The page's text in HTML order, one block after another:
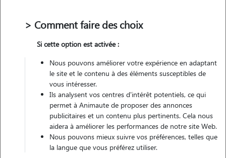
Non véhiculé
Contacter
L'envoi d'une demande est sans engagement
> Comment faire des choix
Si cette option est activée :
Nous pouvons améliorer votre expérience en adaptant
le site et le contenu à des éléments susceptibles de
vous intéresser.
Ils analysent vos centres d'intérêt potentiels, ce qui
permet à Animaute de proposer des annonces
publicitaires et un contenu plus pertinents. Cela nous
aidera à améliorer les performances de notre site Web.
Nous pouvons mieux suivre vos préférences, telles que
la langue que vous préférez utiliser.